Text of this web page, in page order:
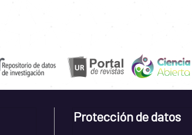
Protección de datos